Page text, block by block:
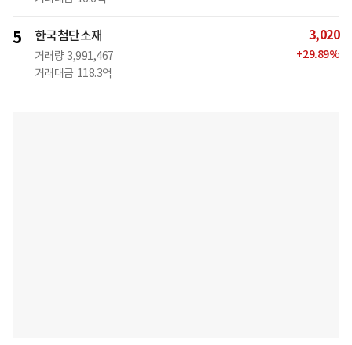
5 한국첨단소재
거래량 3,991,467
거래대금 118.3억
3,020
+29.89%